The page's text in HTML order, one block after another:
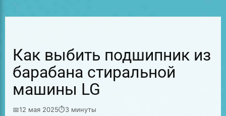
Как выбить подшипник из
барабана стиральной
машины LG
📅12 мая 2025⏱3 минуты